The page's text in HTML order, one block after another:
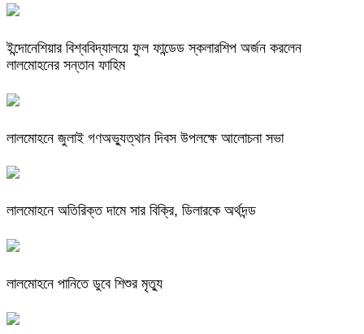
ইন্দোনেশিয়ার বিশ্ববিদ্যালয়ে ফুল ফান্ডেড স্কলারশিপ অর্জন করলেন
লালমোহনের সন্তান ফাহিম
লালমোহনে জুলাই গণঅভ্যুত্থান দিবস উপলক্ষে আলোচনা সভা
লালমোহনে অতিরিক্ত দামে সার বিক্রি, ডিলারকে অর্থদন্ড
লালমোহনে পানিতে ডুবে শিশুর মৃত্যু